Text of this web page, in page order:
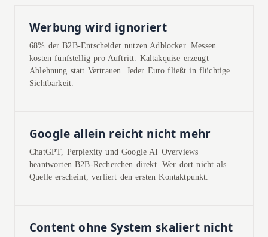
Werbung wird ignoriert
68% der B2B-Entscheider nutzen Adblocker. Messen
kosten fünfstellig pro Auftritt. Kaltakquise erzeugt
Ablehnung statt Vertrauen. Jeder Euro fließt in flüchtige
Sichtbarkeit.
Google allein reicht nicht mehr
ChatGPT, Perplexity und Google AI Overviews
beantworten B2B-Recherchen direkt. Wer dort nicht als
Quelle erscheint, verliert den ersten Kontaktpunkt.
Content ohne System skaliert nicht